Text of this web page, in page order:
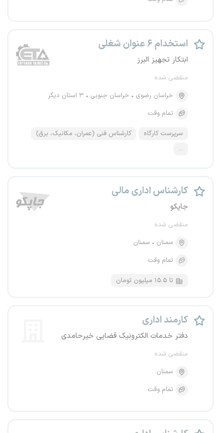
استخدام ۶ عنوان شغلی
ابتکار تجهیز البرز
منقضی شده
خراسان رضوی
خراسان جنوبی
۳ استان دیگر
تمام وقت
سرپرست کارگاه
کارشناس فنی (عمران، مکانیک، برق)
...
کارشناس اداری مالی
جاپکو
منقضی شده
سمنان
سمنان
تمام وقت
تا ۱۵.۵ میلیون تومان
کارمند اداری
دفتر خدمات الکترونیک قضایی خیرحامدی
منقضی شده
سمنان
تمام وقت